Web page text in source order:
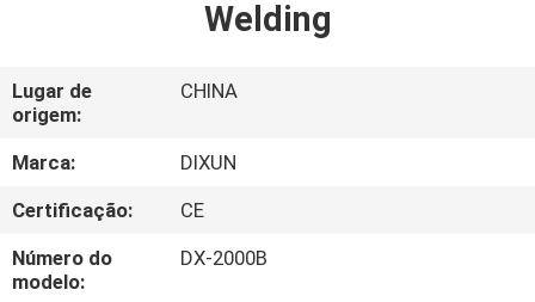
DE
VR
SOBRE
NÓS
Welding
Lugar de
origem:
CHINA
Marca:
DIXUN
Certificação:
CE
Número do
modelo:
DX-2000B